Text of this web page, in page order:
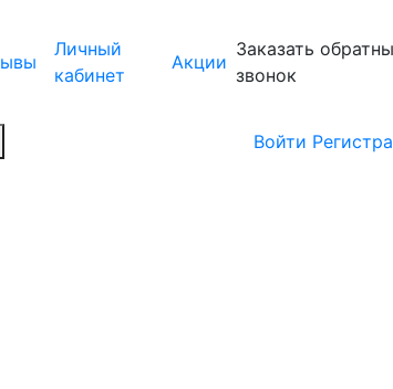
Личный
кабинет
Акции
Заказать
звонок
Войти